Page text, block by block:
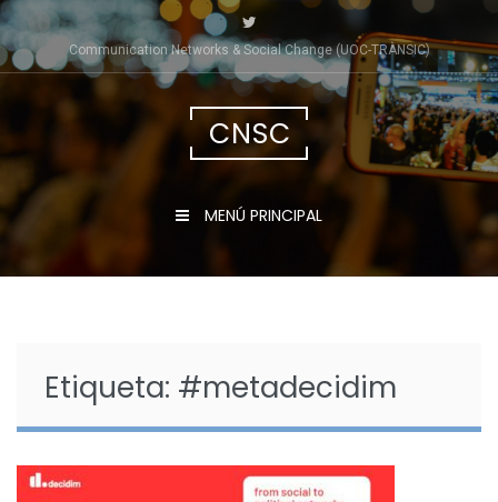
Saltar
al
contenido
Communication Networks & Social Change (UOC-TRÀNSIC)
CNSC
MENÚ PRINCIPAL
Etiqueta: #metadecidim